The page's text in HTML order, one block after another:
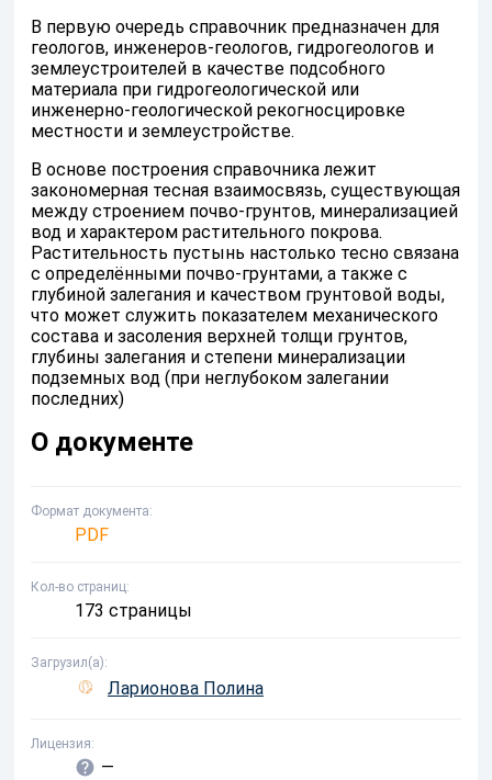
В первую очередь справочник предназначен для
геологов, инженеров-геологов, гидрогеологов и
землеустроителей в качестве подсобного
материала при гидрогеологической или
инженерно-геологической рекогносцировке
местности и землеустройстве.
В основе построения справочника лежит
закономерная тесная взаимосвязь, существующая
между строением почво-грунтов, минерализацией
вод и характером растительного покрова.
Растительность пустынь настолько тесно связана
с определёнными почво-грунтами, а также с
глубиной залегания и качеством грунтовой воды,
что может служить показателем механического
состава и засоления верхней толщи грунтов,
глубины залегания и степени минерализации
подземных вод (при неглубоком залегании
последних)
О документе
Формат документа
PDF
Кол-во страниц
173 страницы
Загрузил(а)
Ларионова Полина
Лицензия
—